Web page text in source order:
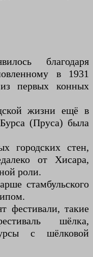
благодаря
в 1931
первых конных
жизни ещё в
(Пруса) была
городских стен,
от Хисара,
роли.
стамбульского
фестивали, такие
шёлка,
с шёлковой